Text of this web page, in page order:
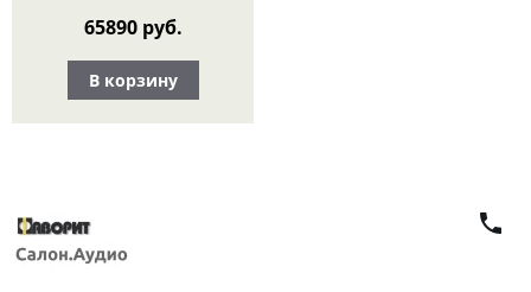
65890 руб.
В корзину